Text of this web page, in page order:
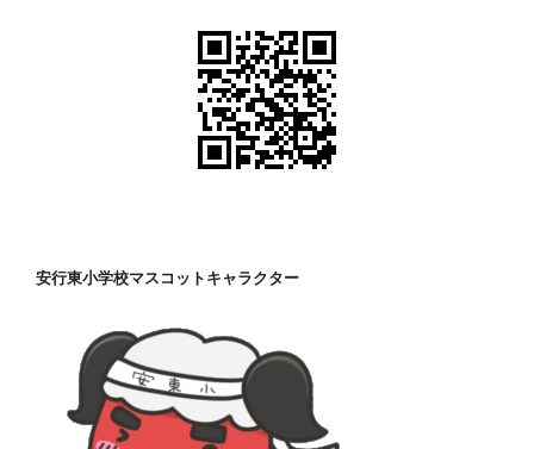
安行東小学校マスコットキャラクター